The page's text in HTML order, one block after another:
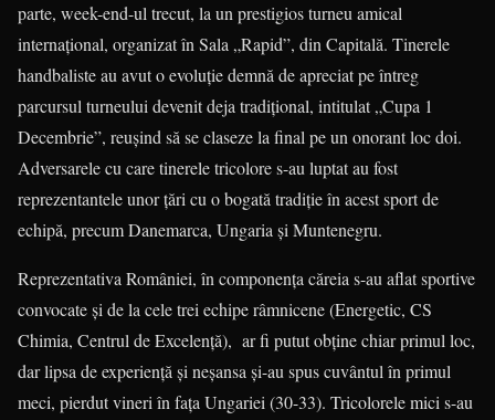
parte, week-end-ul trecut, la un prestigios turneu amical
internaţional, organizat în Sala „Rapid”, din Capitală. Tinerele
handbaliste au avut o evoluţie demnă de apreciat pe întreg
parcursul turneului devenit deja tradiţional, intitulat „Cupa 1
Decembrie”, reuşind să se claseze la final pe un onorant loc doi.
Adversarele cu care tinerele tricolore s-au luptat au fost
reprezentantele unor ţări cu o bogată tradiţie în acest sport de
echipă, precum Danemarca, Ungaria şi Muntenegru.
Reprezentativa României, în componenţa căreia s-au aflat sportive
convocate şi de la cele trei echipe râmnicene (Energetic, CS
Chimia, Centrul de Excelenţă), ar fi putut obţine chiar primul loc,
dar lipsa de experienţă şi neşansa şi-au spus cuvântul în primul
meci, pierdut vineri în faţa Ungariei (30-33). Tricolorele mici s-au